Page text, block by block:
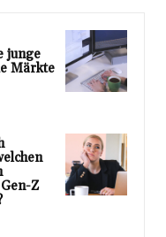
junge
Märkte
Z